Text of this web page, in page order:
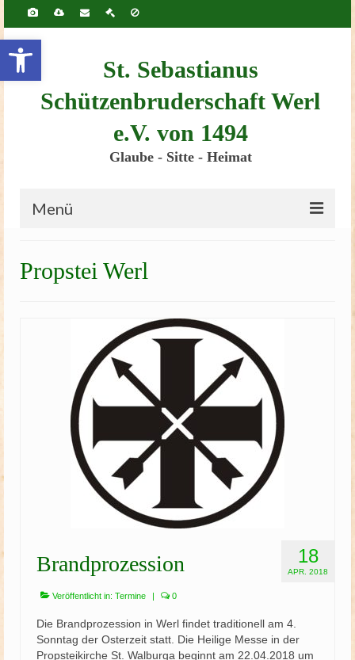
Werkzeugleiste öffnen
springen
St. Sebastianus
Schützenbruderschaft Werl
e.V. von 1494
Glaube - Sitte - Heimat
Menü
Bruderschaft
Kinderschützenfest
Schützenfest
Schießgruppe
Propstei Werl
18
APR. 2018
Brandprozession
Veröffentlicht in: Termine | 0
Die Brandprozession in Werl findet traditionell am 4.
Sonntag der Osterzeit statt. Die Heilige Messe in der
Propsteikirche St. Walburga beginnt am 22.04.2018 um